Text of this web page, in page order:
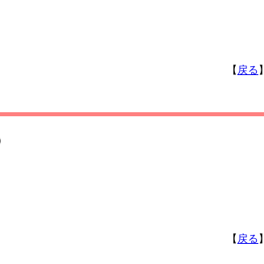
【 戻る 】
【 戻る 】